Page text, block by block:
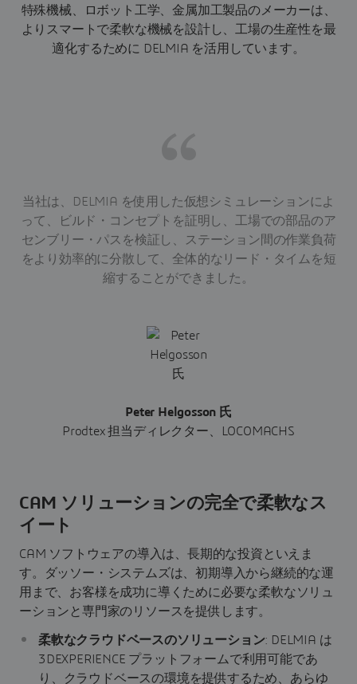
特殊機械、ロボット工学、金属加工製品のメーカーは、
よりスマートで柔軟な機械を設計し、工場の生産性を最
適化するために DELMIA を活用しています。
当社は、DELMIA を使用した仮想シミュレーションによ
って、ビルド・コンセプトを証明し、工場での部品のア
センブリー・パスを検証し、ステーション間の作業負荷
をより効率的に分散して、全体的なリード・タイムを短
縮することができました。
Peter Helgosson 氏
Prodtex 担当ディレクター、LOCOMACHS
CAM ソリューションの完全で柔軟なス
イート
CAM ソフトウェアの導入は、長期的な投資といえま
す。ダッソー・システムズは、初期導入から継続的な運
用まで、お客様を成功に導くために必要な柔軟なソリュ
ーションと専門家のリソースを提供します。
柔軟なクラウドベースのソリューション: DELMIA は
3DEXPERIENCE プラットフォームで利用可能であ
り、クラウドベースの環境を提供するため、あらゆ